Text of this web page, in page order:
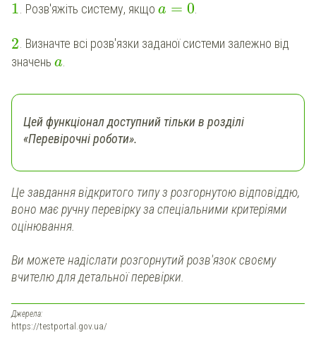
1 . Розв'яжіть систему, якщо a = 0
2. Визначте всі розв'язки заданої системи залежно від
значень a
Цей функціонал доступний тільки в розділі
«Перевірочні роботи».
Це завдання відкритого типу з розгорнутою відповіддю,
воно має ручну перевірку за спеціальними критеріями
оцінювання.
Ви можете надіслати розгорнутий розв'язок своєму
вчителю для детальної перевірки.
Джерела:
https://testportal.gov.ua/